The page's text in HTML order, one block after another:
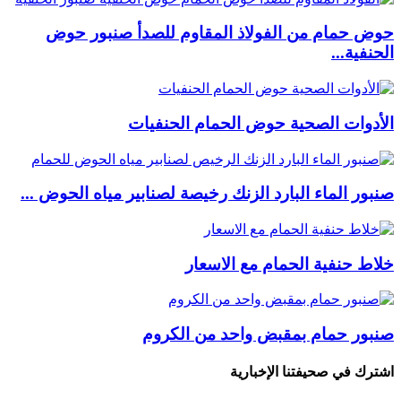
حوض حمام من الفولاذ المقاوم للصدأ صنبور حوض
الحنفية...
الأدوات الصحية حوض الحمام الحنفيات
صنبور الماء البارد الزنك رخيصة لصنابير مياه الحوض ...
خلاط حنفية الحمام مع الاسعار
صنبور حمام بمقبض واحد من الكروم
اشترك في صحيفتنا الإخبارية